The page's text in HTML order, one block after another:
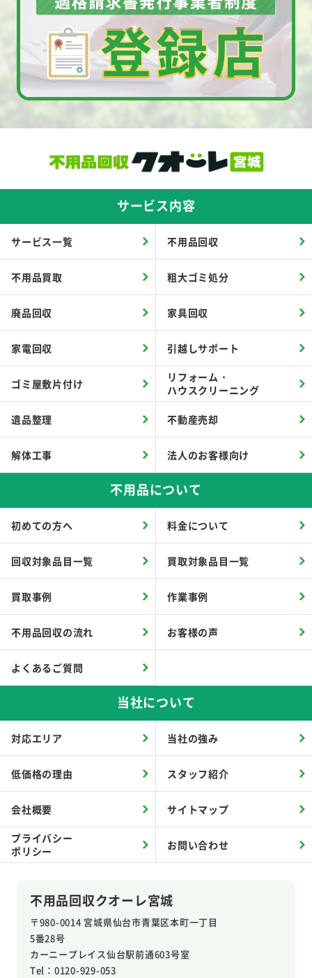
不用品回収クオーレ宮城
〒980-0014 宮城県仙台市青葉区本町一丁目
5番28号
カーニープレイス仙台駅前通603号室
Tel：0120-929-053
サービス内容
サービス一覧 不用品回収
不用品買取 粗大ゴミ処分
廃品回収 家具回収
家電回収 引越しサポート
ゴミ屋敷片付け
リフォーム・
ハウスクリーニング
遺品整理 不動産売却
解体工事 法人のお客様向け
不用品について
初めての方へ 料金について
回収対象品目一覧 買取対象品目一覧
買取事例 作業事例
不用品回収の流れ お客様の声
よくあるご質問
当社について
対応エリア 当社の強み
低価格の理由 スタッフ紹介
会社概要 サイトマップ
プライバシー
ポリシー
お問い合わせ